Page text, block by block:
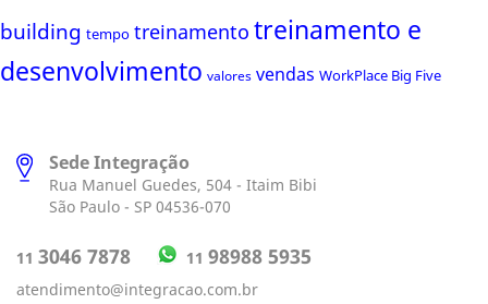
building tempo treinamentotreinamento e
desenvolvimento valores vendas WorkPlace Big Five
Sede Integração
Rua Manuel Guedes, 504 - Itaim Bibi
São Paulo - SP 04536-070
11 3046 7878 11 98988 5935
atendimento@integracao.com.br